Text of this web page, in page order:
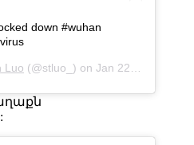
down #wuhan
Luo (@stluo_) on Jan 22, 2020 at 10:32pm PST